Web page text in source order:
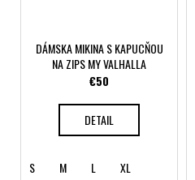
DÁMSKA MIKINA S KAPUCŇOU
NA ZIPS MY VALHALLA
€50
DETAIL
S M L XL